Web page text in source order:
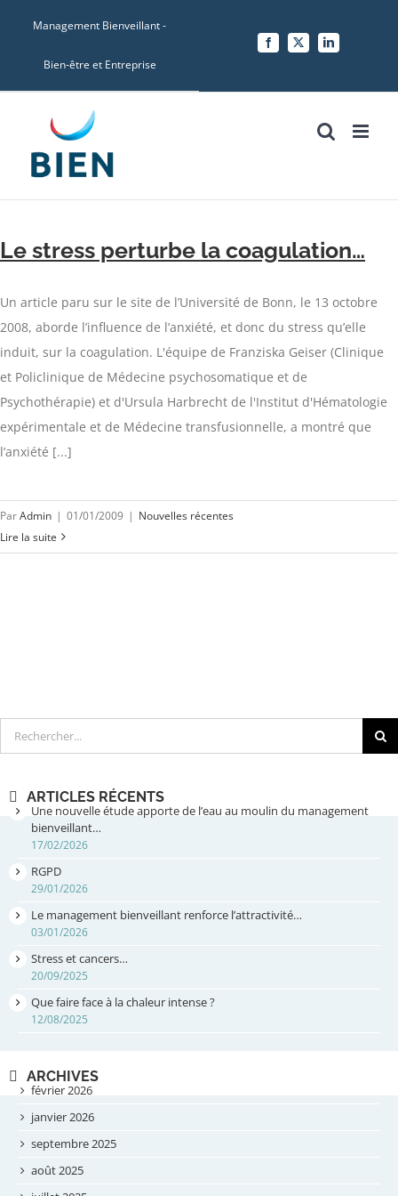
Management Bienveillant -
Bien-être et Entreprise
Facebook
X LinkedIn
Le stress perturbe la coagulation…
Un article paru sur le site de l’Université de Bonn, le 13 octobre
2008, aborde l’influence de l’anxiété, et donc du stress qu’elle
induit, sur la coagulation. L'équipe de Franziska Geiser (Clinique
et Policlinique de Médecine psychosomatique et de
Psychothérapie) et d'Ursula Harbrecht de l'Institut d'Hématologie
expérimentale et de Médecine transfusionnelle, a montré que
l’anxiété [...]
ParAdmin | 01/01/2009 | Nouvelles récentes
Lire la suite
Rechercher
ARTICLES RÉCENTS
Une nouvelle étude apporte de l’eau au moulin du management
bienveillant…
17/02/2026
RGPD
29/01/2026
Le management bienveillant renforce l’attractivité…
03/01/2026
Stress et cancers…
20/09/2025
Que faire face à la chaleur intense ?
12/08/2025
ARCHIVES
février 2026
janvier 2026
septembre 2025
août 2025